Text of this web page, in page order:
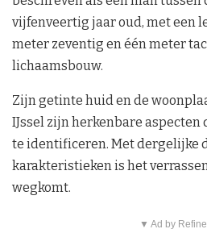
vijfenveertig jaar oud, met een
meter zeventig en één meter
lichaamsbouw.
Zijn getinte huid en de
IJssel zijn herkenbare
te identificeren. Met dergelijke
karakteristieken is het
wegkomt.
▼ Ad by